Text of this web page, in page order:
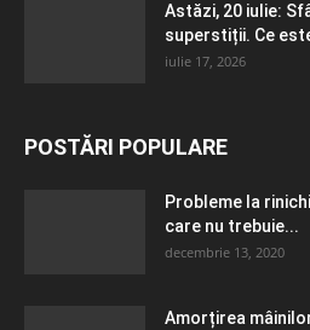
Astăzi, 20 iulie:
superstiții. Ce
iulie 17, 2026
POSTĂRI POPULARE
Probleme la
care nu trebuie...
decembrie 13, 2020
Amorțirea